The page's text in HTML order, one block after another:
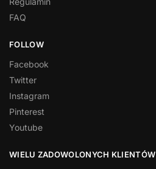
FAQ
FOLLOW
Facebook
Twitter
Instagram
Pinterest
Youtube
WIELU ZADOWOLONYCH KLIENTÓW